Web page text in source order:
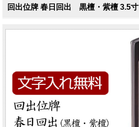
回出位牌 春日回出 黒檀・紫檀 3.5寸